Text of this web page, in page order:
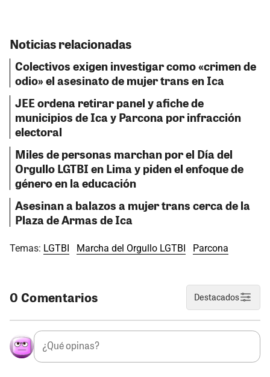
Noticias relacionadas
Colectivos exigen investigar como «crimen de
odio» el asesinato de mujer trans en Ica
JEE ordena retirar panel y afiche de
municipios de Ica y Parcona por infracción
electoral
Miles de personas marchan por el Día del
Orgullo LGTBI en Lima y piden el enfoque de
género en la educación
Asesinan a balazos a mujer trans cerca de la
Plaza de Armas de Ica
Temas: LGTBI Marcha del Orgullo LGTBI Parcona
0 Comentarios Destacados